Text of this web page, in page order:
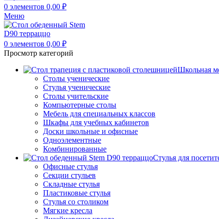
0 элементов 0,00 ₽
Меню
0 элементов 0,00 ₽
Просмотр категорий
Школьная
Столы ученические
Стулья ученические
Столы учительские
Компьютерные столы
Мебель для специальных классов
Шкафы для учебных кабинетов
Доски школьные и офисные
Одноэлементные
Комбинированные
Стулья для
Офисные стулья
Секции стульев
Складные стулья
Пластиковые стулья
Стулья со столиком
Мягкие кресла